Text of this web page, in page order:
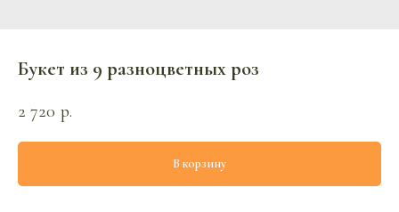
Букет из 9 разноцветных роз
2 720 р.
В корзину